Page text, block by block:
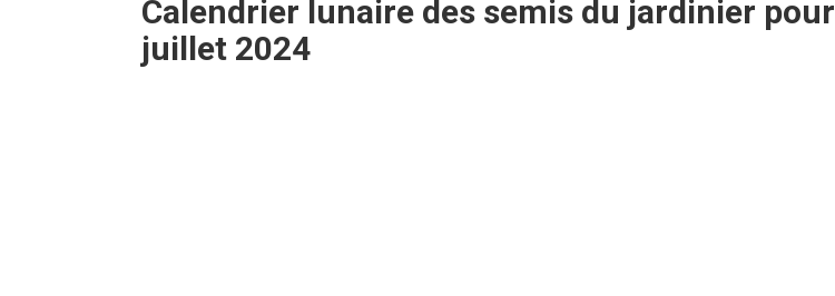
Calendrier lunaire des semis du jardinier pour
juillet 2024